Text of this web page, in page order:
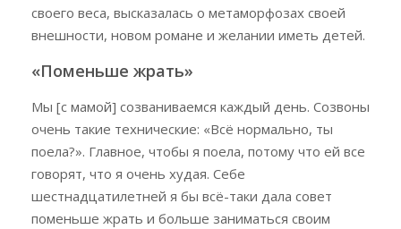
своего веса, высказалась о метаморфозах своей
внешности, новом романе и желании иметь детей.
«Поменьше жрать»
Мы [с мамой] созваниваемся каждый день. Созвоны
очень такие технические: «Всё нормально, ты
поела?». Главное, чтобы я поела, потому что ей все
говорят, что я очень худая. Себе
шестнадцатилетней я бы всё-таки дала совет
поменьше жрать и больше заниматься своим